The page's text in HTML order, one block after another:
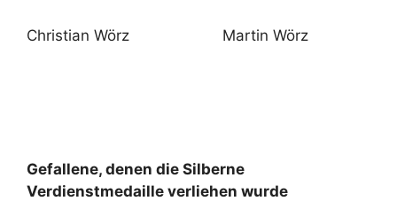
Christian Wörz Martin Wörz
Gefallene, denen die Silberne
Verdienstmedaille verliehen wurde